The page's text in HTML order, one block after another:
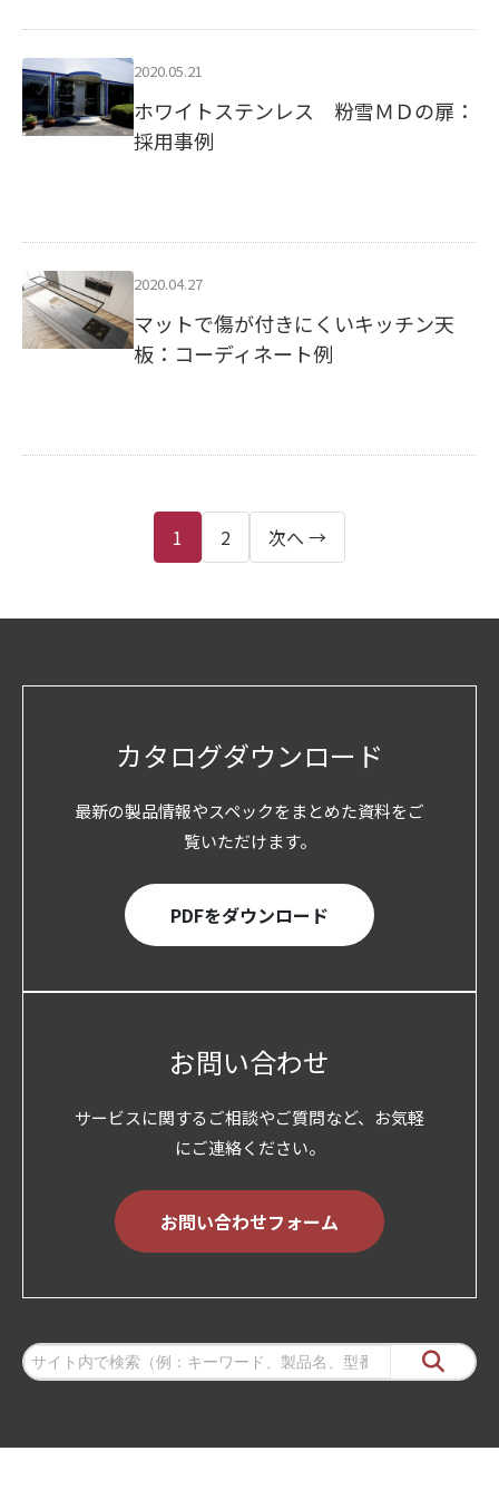
2020.05.21
ホワイトステンレス 粉雪ＭＤの扉：
採用事例
2020.04.27
マットで傷が付きにくいキッチン天
板：コーディネート例
の
ペ
1 2 次へ →
カタログダウンロード
最新の製品情報やスペックをまとめた資料をご
覧いただけます。
PDFをダウンロード
お問い合わせ
サービスに関するご相談やご質問など、お気軽
にご連絡ください。
お問い合わせフォーム